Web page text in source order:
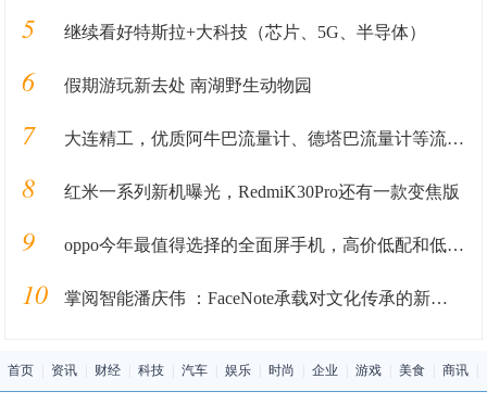
5 继续看好特斯拉+大科技（芯片、5G、半导体）
6 假期游玩新去处 南湖野生动物园
7 大连精工，优质阿牛巴流量计、德塔巴流量计等流量测量装置
8 红米一系列新机曝光，RedmiK30Pro还有一款变焦版
9 oppo今年最值得选择的全面屏手机，高价低配和低价高配都有
10 掌阅智能潘庆伟 ：FaceNote承载对文化传承的新思考
首页 资讯 财经 科技 汽车 娱乐 时尚 企业 游戏 美食 商讯